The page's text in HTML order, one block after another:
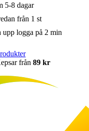
5-8 dagar
från 1 st
upp logga på 2 min
från 89 kr